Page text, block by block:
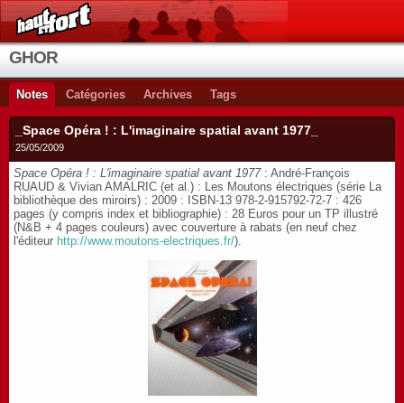
GHOR
Notes Catégories Archives Tags
_Space Opéra ! : L'imaginaire spatial avant 1977_
25/05/2009
Space Opéra ! : L'imaginaire spatial avant 1977: André-François
RUAUD & Vivian AMALRIC (et al.) : Les Moutons électriques (série La
bibliothèque des miroirs) : 2009 : ISBN-13 978-2-915792-72-7 : 426
pages (y compris index et bibliographie) : 28 Euros pour un TP illustré
(N&B + 4 pages couleurs) avec couverture à rabats (en neuf chez
l'éditeur http://www.moutons-electriques.fr/).